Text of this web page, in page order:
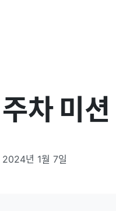
차 미션
2024년 1월 7일